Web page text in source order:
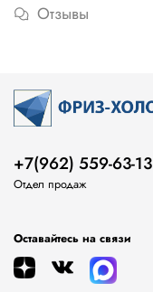
Отзывы
+7(962) 559-63-13
Отдел продаж
Оставайтесь на связи